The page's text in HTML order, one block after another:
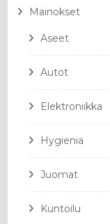
Mainokset
Aseet
Autot
Elektroniikka
Hygienia
Juomat
Kuntoilu